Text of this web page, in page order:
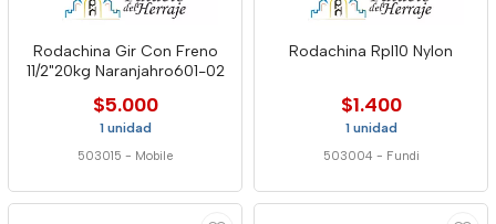
Rodachina Gir Con Freno
11/2"20kg Naranjahro601-02
$5.000
1 unidad
503015 - Mobile
Rodachina Rpl10 Nylon
$1.400
1 unidad
503004 - Fundi